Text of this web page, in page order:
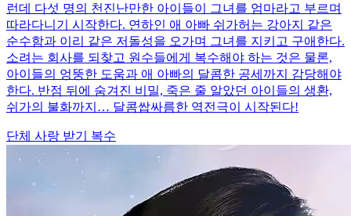
런데 다섯 명의 천진난만한 아이들이 그녀를 엄마라고 부르며
따라다니기 시작한다. 연하인 애 아빠 쉬가허는 강아지 같은
순수함과 이리 같은 저돌성을 오가며 그녀를 지키고 구애한다.
소려는 회사를 되찾고 원수들에게 복수해야 하는 것은 물론,
아이들의 엉뚱한 도움과 애 아빠의 달콤한 공세까지 감당해야
한다. 반점 뒤에 숨겨진 비밀, 죽은 줄 알았던 아이들의 생환,
쉬가의 불화까지… 달콤쌉싸름한 역전극이 시작된다!
단체 사랑 받기 복수